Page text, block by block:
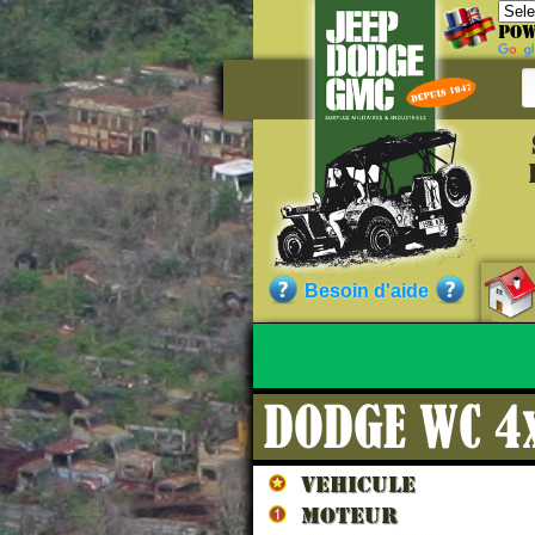
Besoin d'aide
DODGE
VEHICULE
MOTEUR
Qualité :
Sans garantie.)
Nos